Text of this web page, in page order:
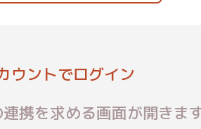
ウントでログイン
携を求める画面が開きま